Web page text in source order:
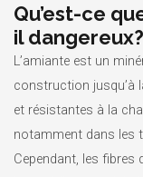
Qu’est-ce
il dangereux?
L’amiante est un
construction jusqu’à
et résistantes à la
notamment dans les
Cependant, les fibres